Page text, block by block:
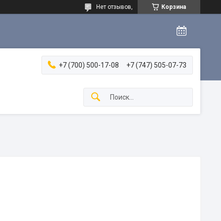
Корзина
Нет отзывов,
+7 (700) 500-17-08 +7 (747) 505-07-73